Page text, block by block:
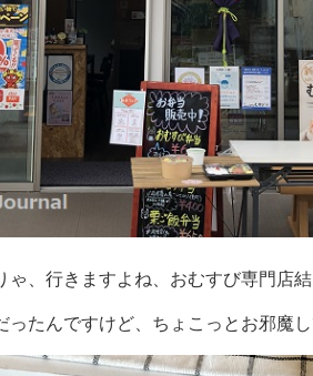
ゃ、行きますよね、おむすび専門店結
ったんですけど、ちょこっとお邪魔し